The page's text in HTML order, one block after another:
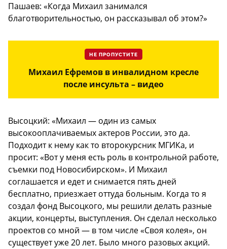
Пашаев: «Когда Михаил занимался
благотворительностью, он рассказывал об этом?»
НЕ ПРОПУСТИТЕ
Михаил Ефремов в инвалидном кресле
после инсульта – видео
Высоцкий: «Михаил — один из самых
высокооплачиваемых актеров России, это да.
Подходит к нему как то второкурсник МГИКа, и
просит: «Вот у меня есть роль в контрольной работе,
съемки под Новосибирском». И Михаил
соглашается и едет и снимается пять дней
бесплатно, приезжает оттуда больным. Когда то я
создал фонд Высоцкого, мы решили делать разные
акции, концерты, выступления. Он сделал несколько
проектов со мной — в том числе «Своя колея», он
существует уже 20 лет. Было много разовых акций.